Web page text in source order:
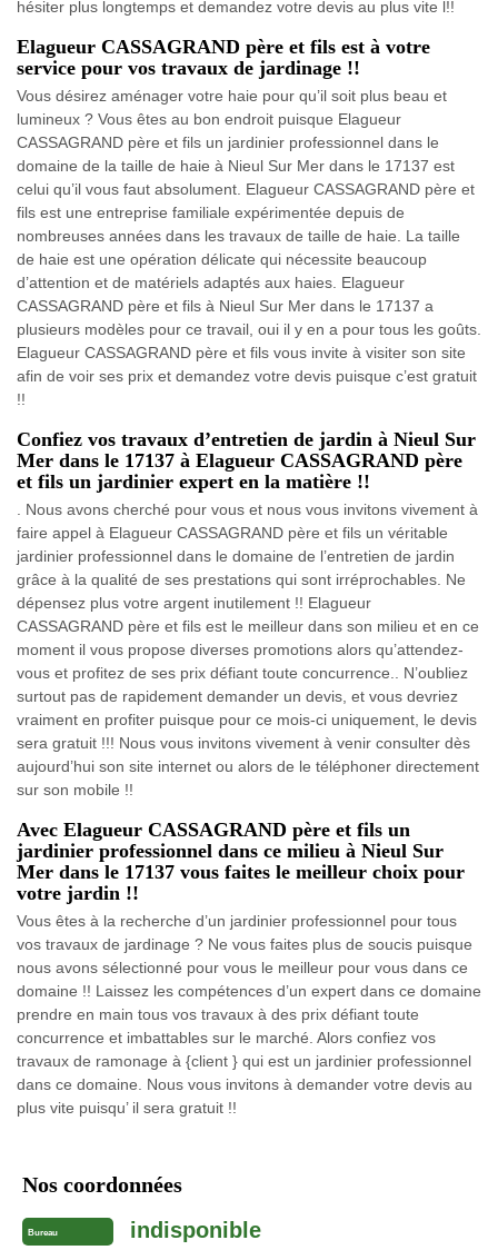
hésiter plus longtemps et demandez votre devis au plus vite l!!
Elagueur CASSAGRAND père et fils est à votre
service pour vos travaux de jardinage !!
Vous désirez aménager votre haie pour qu’il soit plus beau et
lumineux ? Vous êtes au bon endroit puisque Elagueur
CASSAGRAND père et fils un jardinier professionnel dans le
domaine de la taille de haie à Nieul Sur Mer dans le 17137 est
celui qu’il vous faut absolument. Elagueur CASSAGRAND père et
fils est une entreprise familiale expérimentée depuis de
nombreuses années dans les travaux de taille de haie. La taille
de haie est une opération délicate qui nécessite beaucoup
d’attention et de matériels adaptés aux haies. Elagueur
CASSAGRAND père et fils à Nieul Sur Mer dans le 17137 a
plusieurs modèles pour ce travail, oui il y en a pour tous les goûts.
Elagueur CASSAGRAND père et fils vous invite à visiter son site
afin de voir ses prix et demandez votre devis puisque c’est gratuit
!!
Confiez vos travaux d’entretien de jardin à Nieul Sur
Mer dans le 17137 à Elagueur CASSAGRAND père
et fils un jardinier expert en la matière !!
. Nous avons cherché pour vous et nous vous invitons vivement à
faire appel à Elagueur CASSAGRAND père et fils un véritable
jardinier professionnel dans le domaine de l’entretien de jardin
grâce à la qualité de ses prestations qui sont irréprochables. Ne
dépensez plus votre argent inutilement !! Elagueur
CASSAGRAND père et fils est le meilleur dans son milieu et en ce
moment il vous propose diverses promotions alors qu’attendez-
vous et profitez de ses prix défiant toute concurrence.. N’oubliez
surtout pas de rapidement demander un devis, et vous devriez
vraiment en profiter puisque pour ce mois-ci uniquement, le devis
sera gratuit !!! Nous vous invitons vivement à venir consulter dès
aujourd’hui son site internet ou alors de le téléphoner directement
sur son mobile !!
Avec Elagueur CASSAGRAND père et fils un
jardinier professionnel dans ce milieu à Nieul Sur
Mer dans le 17137 vous faites le meilleur choix pour
votre jardin !!
Vous êtes à la recherche d’un jardinier professionnel pour tous
vos travaux de jardinage ? Ne vous faites plus de soucis puisque
nous avons sélectionné pour vous le meilleur pour vous dans ce
domaine !! Laissez les compétences d’un expert dans ce domaine
prendre en main tous vos travaux à des prix défiant toute
concurrence et imbattables sur le marché. Alors confiez vos
travaux de ramonage à {client } qui est un jardinier professionnel
dans ce domaine. Nous vous invitons à demander votre devis au
plus vite puisqu’ il sera gratuit !!
Nos coordonnées
Bureau indisponible